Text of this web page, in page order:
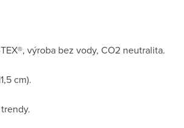
výroba bez vody, CO2 neutralita.
cm).